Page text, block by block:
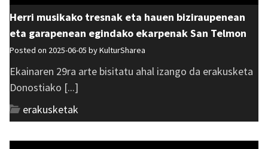
Herri musikako tresnak eta hauen biziraupenean
eta garapenean egindako ekarpenak San Telmon
Posted on 2025-06-05 byKulturSharea
Ekainaren 29ra arte bisitatu ahal izango da erakusketa
Donostiako [...]
erakusketak